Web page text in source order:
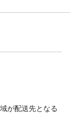
が配送先となる